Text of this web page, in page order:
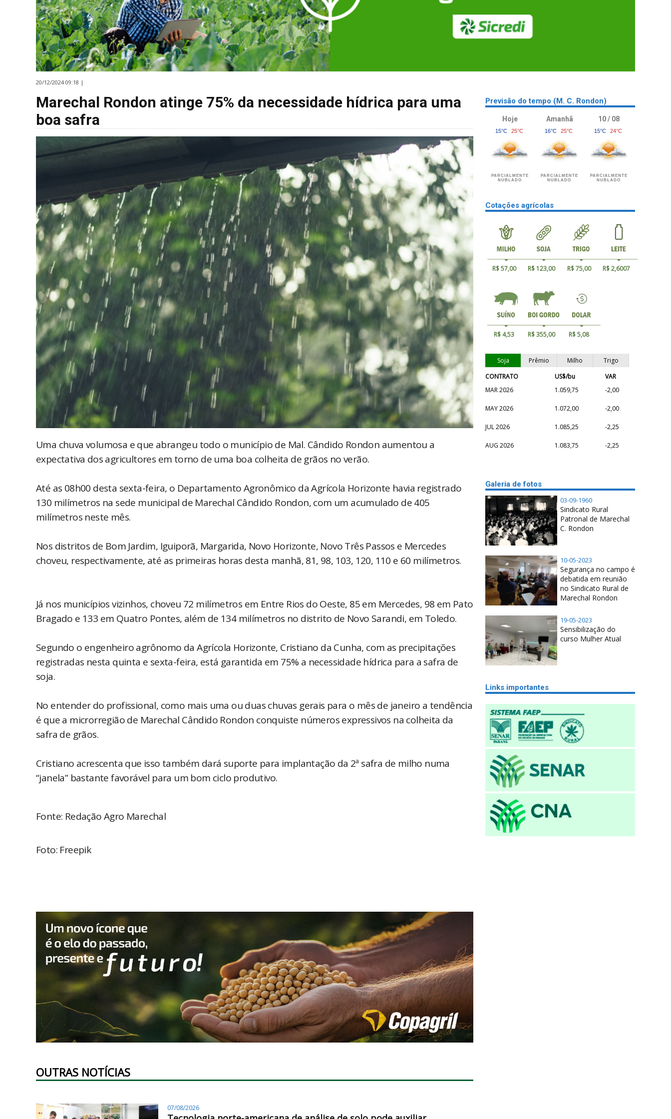
20/12/2024 09:18 |
Marechal Rondon atinge 75% da necessidade hídrica para uma
boa safra
Uma chuva volumosa e que abrangeu todo o município de Mal. Cândido Rondon aumentou a
expectativa dos agricultores em torno de uma boa colheita de grãos no verão.
Até as 08h00 desta sexta-feira, o Departamento Agronômico da Agrícola Horizonte havia registrado
130 milímetros na sede municipal de Marechal Cândido Rondon, com um acumulado de 405
milímetros neste mês.
Nos distritos de Bom Jardim, Iguiporã, Margarida, Novo Horizonte, Novo Três Passos e Mercedes
choveu, respectivamente, até as primeiras horas desta manhã, 81, 98, 103, 120, 110 e 60 milímetros.
Já nos municípios vizinhos, choveu 72 milímetros em Entre Rios do Oeste, 85 em Mercedes, 98 em Pato
Bragado e 133 em Quatro Pontes, além de 134 milímetros no distrito de Novo Sarandi, em Toledo.
Segundo o engenheiro agrônomo da Agrícola Horizonte, Cristiano da Cunha, com as precipitações
registradas nesta quinta e sexta-feira, está garantida em 75% a necessidade hídrica para a safra de
soja.
No entender do profissional, como mais uma ou duas chuvas gerais para o mês de janeiro a tendência
é que a microrregião de Marechal Cândido Rondon conquiste números expressivos na colheita da
safra de grãos.
Cristiano acrescenta que isso também dará suporte para implantação da 2ª safra de milho numa
“janela” bastante favorável para um bom ciclo produtivo.
Fonte: Redação Agro Marechal
Foto: Freepik
OUTRAS NOTÍCIAS
07/08/2026
Previsão do tempo (M. C. Rondon)
Hoje
15°C 25°C
PARCIALMENTE
NUBLADO
Amanhã
16°C 25°C
PARCIALMENTE
NUBLADO
10 / 08
15°C 24°C
PARCIALMENTE
NUBLADO
Cotações agrícolas
R$ 57,00 R$ 123,00 R$ 75,00 R$ 2,6007
R$ 4,53 R$ 355,00 R$ 5,08
Soja Prêmio Milho
Trigo
CONTRATO
US$/bu
VAR
MAR 2026
1.059,75 -2,00
MAY 2026 1.072,00 -2,00
JUL 2026 1.085,25 -2,25
AUG 2026 1.083,75 -2,25
Galeria de fotos
03-09-1960
Sindicato Rural
Patronal de Marechal
C. Rondon
10-05-2023
Segurança no campo é
debatida em reunião
no Sindicato Rural de
Marechal Rondon
19-05-2023
Sensibilização do
curso Mulher Atual
Links importantes